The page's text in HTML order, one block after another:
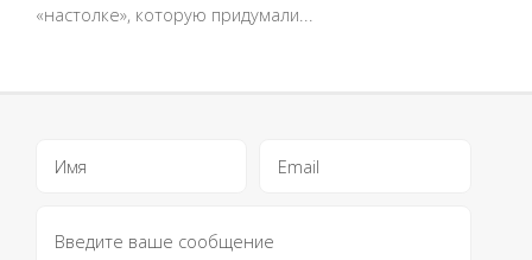
«настолке», которую придумали...